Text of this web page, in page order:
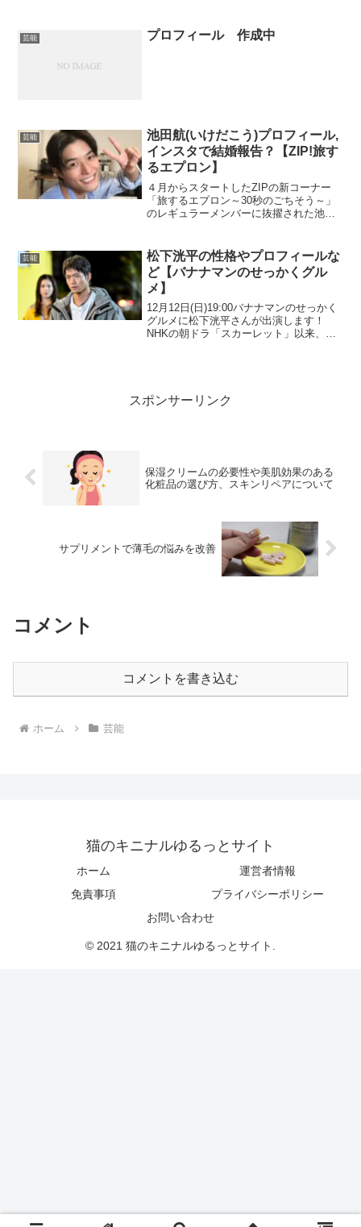
べてみました。野辺シュウ（のなべしゅ
う）プロフィール引用：...
芸能 プロフィール 作成中
芸能
池田航(いけだこう)プロフィール,
インスタで結婚報告？【ZIP!旅す
るエプロン】
４月からスタートしたZIPの新コーナー
「旅するエプロン～30秒のごちそう～」
のレギュラーメンバーに抜擢された池田
名 ：池田航(いけだこう)生年月日：
1995年5月1日出身...
芸能
松下洸平の性格やプロフィールな
ど【バナナマンのせっかくグル
メ】
12月12日(日)19:00バナナマンのせっかく
グルメに松下洸平さんが出演します！
NHKの朝ドラ「スカーレット」以来、大
スポンサーリンク
保湿クリームの必要性や美肌効果のある
化粧品の選び方、スキンリペアについて
サプリメントで薄毛の悩みを改善
コメント
コメントを書き込む
ホーム 芸能
猫のキニナルゆるっとサイト
ホーム
運営者情報
免責事項
プライバシーポリシー
お問い合わせ
© 2021 猫のキニナルゆるっとサイト.